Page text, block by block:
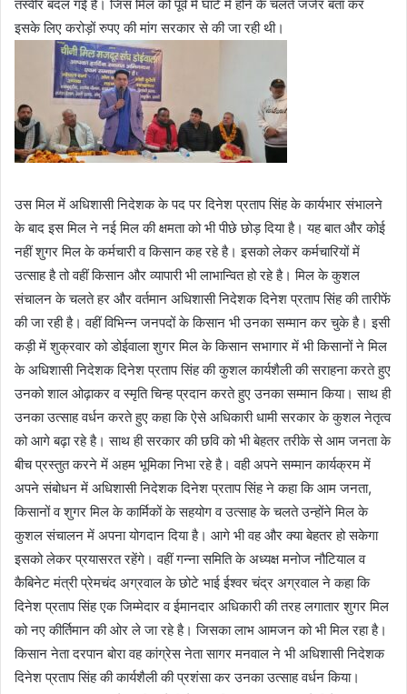
तस्वीर बदल गई है। जिस मिल को पूर्व में घाटे में होने के चलते जर्जर बता कर
इसके लिए करोड़ों रुपए की मांग सरकार से की जा रही थी।
उस मिल में अधिशासी निदेशक के पद पर दिनेश प्रताप सिंह के कार्यभार संभालने
के बाद इस मिल ने नई मिल की क्षमता को भी पीछे छोड़ दिया है। यह बात और कोई
नहीं शुगर मिल के कर्मचारी व किसान कह रहे है। इसको लेकर कर्मचारियों में
उत्साह है तो वहीं किसान और व्यापारी भी लाभान्वित हो रहे है। मिल के कुशल
संचालन के चलते हर और वर्तमान अधिशासी निदेशक दिनेश प्रताप सिंह की तारीफें
की जा रही है। वहीं विभिन्न जनपदों के किसान भी उनका सम्मान कर चुके है। इसी
कड़ी में शुक्रवार को डोईवाला शुगर मिल के किसान सभागार में भी किसानों ने मिल
के अधिशासी निदेशक दिनेश प्रताप सिंह की कुशल कार्यशैली की सराहना करते हुए
उनको शाल ओढ़ाकर व स्मृति चिन्ह प्रदान करते हुए उनका सम्मान किया। साथ ही
उनका उत्साह वर्धन करते हुए कहा कि ऐसे अधिकारी धामी सरकार के कुशल नेतृत्व
को आगे बढ़ा रहे है। साथ ही सरकार की छवि को भी बेहतर तरीके से आम जनता के
बीच प्रस्तुत करने में अहम भूमिका निभा रहे है। वही अपने सम्मान कार्यक्रम में
अपने संबोधन में अधिशासी निदेशक दिनेश प्रताप सिंह ने कहा कि आम जनता,
किसानों व शुगर मिल के कार्मिकों के सहयोग व उत्साह के चलते उन्होंने मिल के
कुशल संचालन में अपना योगदान दिया है। आगे भी वह और क्या बेहतर हो सकेगा
इसको लेकर प्रयासरत रहेंगे। वहीं गन्ना समिति के अध्यक्ष मनोज नौटियाल व
कैबिनेट मंत्री प्रेमचंद अग्रवाल के छोटे भाई ईश्वर चंद्र अग्रवाल ने कहा कि
दिनेश प्रताप सिंह एक जिम्मेदार व ईमानदार अधिकारी की तरह लगातार शुगर मिल
को नए कीर्तिमान की ओर ले जा रहे है। जिसका लाभ आमजन को भी मिल रहा है।
किसान नेता दरपान बोरा वह कांग्रेस नेता सागर मनवाल ने भी अधिशासी निदेशक
दिनेश प्रताप सिंह की कार्यशैली की प्रशंसा कर उनका उत्साह वर्धन किया।